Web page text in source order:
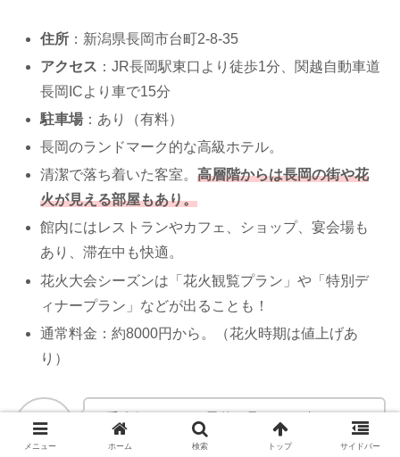
住所 ：新潟県長岡市台町2-8-35
アクセス ：JR長岡駅東口より徒歩1分、関越自動車道
長岡ICより車で15分
駐車場 ：あり（有料）
長岡のランドマーク的な高級ホテル。
清潔で落ち着いた客室。高層階からは長岡の街や花
火が見える部屋もあり。
館内にはレストランやカフェ、ショップ、宴会場も
あり、滞在中も快適。
花火大会シーズンは「花火観覧プラン」や「特別デ
ィナープラン」などが出ることも！
通常料金：約8000円から。（花火時期は値上げあ
り）
一番人気でここの予約が取れたら超ラッキ
ー！！
メニュー ホーム 検索 トップ サイドバー